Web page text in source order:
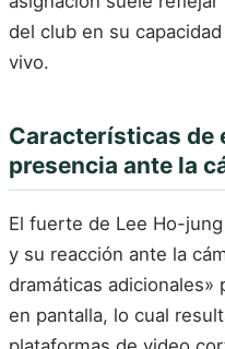
del club en su
vivo.
Características de
presencia ante la
El fuerte de Lee Ho-
y su reacción ante la
dramáticas adicionales»
en pantalla, lo cual